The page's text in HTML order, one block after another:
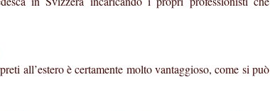
all’estero è certamente molto vantaggioso, come si può